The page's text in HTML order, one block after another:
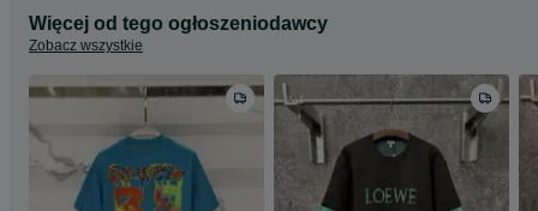
Więcej od tego ogłoszeniodawcy
Zobacz wszystkie